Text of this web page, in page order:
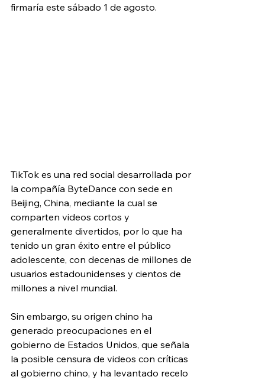
firmaría este sábado 1 de agosto.
TikTok es una red social desarrollada por
la compañía ByteDance con sede en
Beijing, China, mediante la cual se
comparten videos cortos y
generalmente divertidos, por lo que ha
tenido un gran éxito entre el público
adolescente, con decenas de millones de
usuarios estadounidenses y cientos de
millones a nivel mundial.
Sin embargo, su origen chino ha
generado preocupaciones en el
gobierno de Estados Unidos, que señala
la posible censura de videos con críticas
al gobierno chino, y ha levantado recelo